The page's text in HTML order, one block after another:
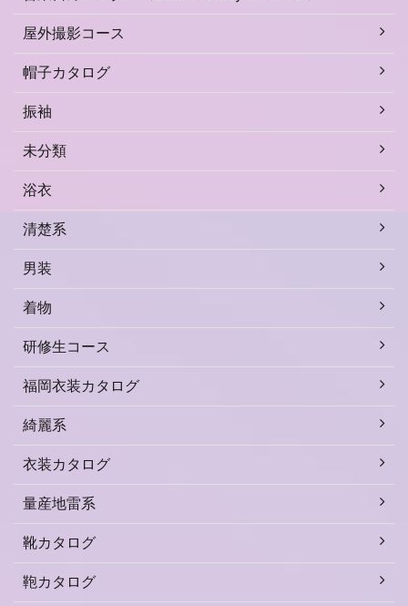
屋外撮影コース
帽子カタログ
振袖
未分類
浴衣
清楚系
男装
着物
研修生コース
福岡衣装カタログ
綺麗系
衣装カタログ
量産地雷系
靴カタログ
鞄カタログ